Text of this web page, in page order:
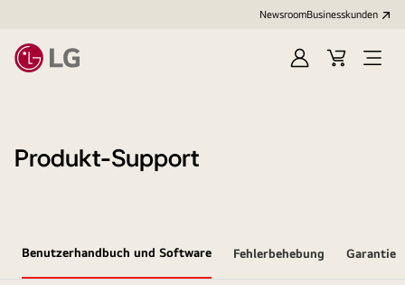
NewsroomBusinesskunden
AnmeldenWarenkorb
Menü
Produkt-Support
Benutzerhandbuch und Software Fehlerbehebung Garantie